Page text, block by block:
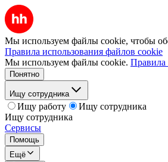
Мы используем файлы cookie, чтобы
Правила использования файлов cookie
Мы используем файлы cookie. Правила
Понятно
Ищу сотрудника
Ищу работу
Ищу сотрудника
Ищу сотрудника
Сервисы
Помощь
Ещё